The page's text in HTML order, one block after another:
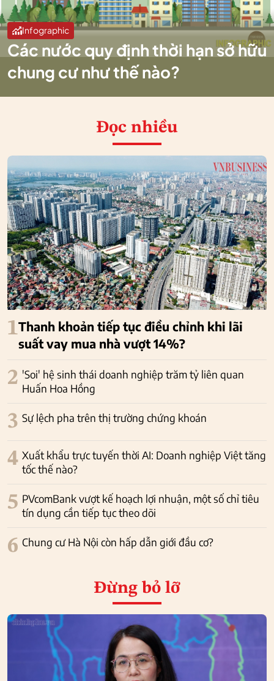
Infographic
Các nước quy định thời hạn sở hữu
chung cư như thế nào?
Đọc nhiều
1Thanh khoản tiếp tục điều chỉnh khi lãi
suất vay mua nhà vượt 14%?
2 'Soi' hệ sinh thái doanh nghiệp trăm tỷ liên quan
Huấn Hoa Hồng
3 Sự lệch pha trên thị trường chứng khoán
4 Xuất khẩu trực tuyến thời AI: Doanh nghiệp Việt tăng
tốc thế nào?
5 PVcomBank vượt kế hoạch lợi nhuận, một số chỉ tiêu
tín dụng cần tiếp tục theo dõi
6 Chung cư Hà Nội còn hấp dẫn giới đầu cơ?
Đừng bỏ lỡ